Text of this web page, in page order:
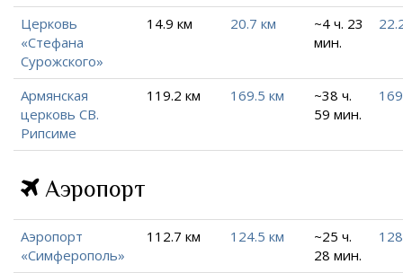
Церковь
«Стефана
Сурожского»
14.9 км 20.7 км
~4 ч. 23
мин.
Армянская
церковь СВ.
Рипсиме
119.2 км 169.5 км
~38 ч.
59 мин.
Аэропорт
Аэропорт
«Симферополь»
112.7 км 124.5 км
~25 ч.
28 мин.